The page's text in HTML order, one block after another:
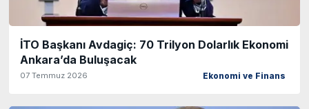
İTO Başkanı Avdagiç: 70 Trilyon Dolarlık Ekonomi
Ankara’da Buluşacak
07 Temmuz 2026 Ekonomi ve Finans